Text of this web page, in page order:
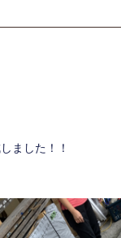
ました！！